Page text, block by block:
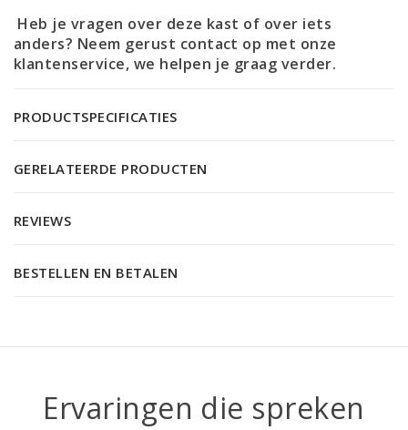
Heb je vragen over deze kast of over iets
anders? Neem gerust contact op met onze
klantenservice, we helpen je graag verder.
PRODUCTSPECIFICATIES
GERELATEERDE PRODUCTEN
REVIEWS
BESTELLEN EN BETALEN
Ervaringen die spreken